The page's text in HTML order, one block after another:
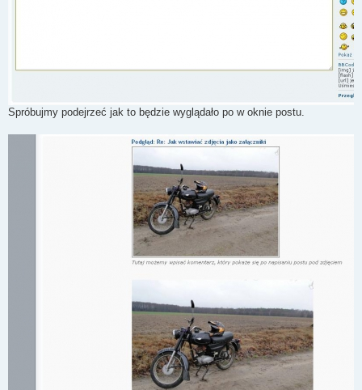
Spróbujmy podejrzeć jak to będzie wyglądało po w oknie postu.